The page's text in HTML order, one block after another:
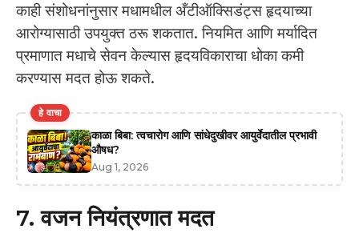
काही संशोधनांनुसार मधामधील अँटीऑक्सिडंट्स हृदयाच्या
आरोग्यासाठी उपयुक्त ठरू शकतात. नियमित आणि मर्यादित
प्रमाणात मधाचे सेवन केल्यास हृदयविकाराचा धोका कमी
करण्यास मदत होऊ शकते.
हे वाचा
काळा बिबा: त्वचारोग आणि सांधेदुखीवर आयुर्वेदातील प्रभावी
औषध?
Aug 1, 2026
7. वजन नियंत्रणात मदत